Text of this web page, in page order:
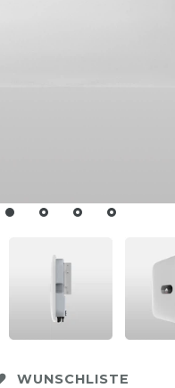
WUNSCHLISTE